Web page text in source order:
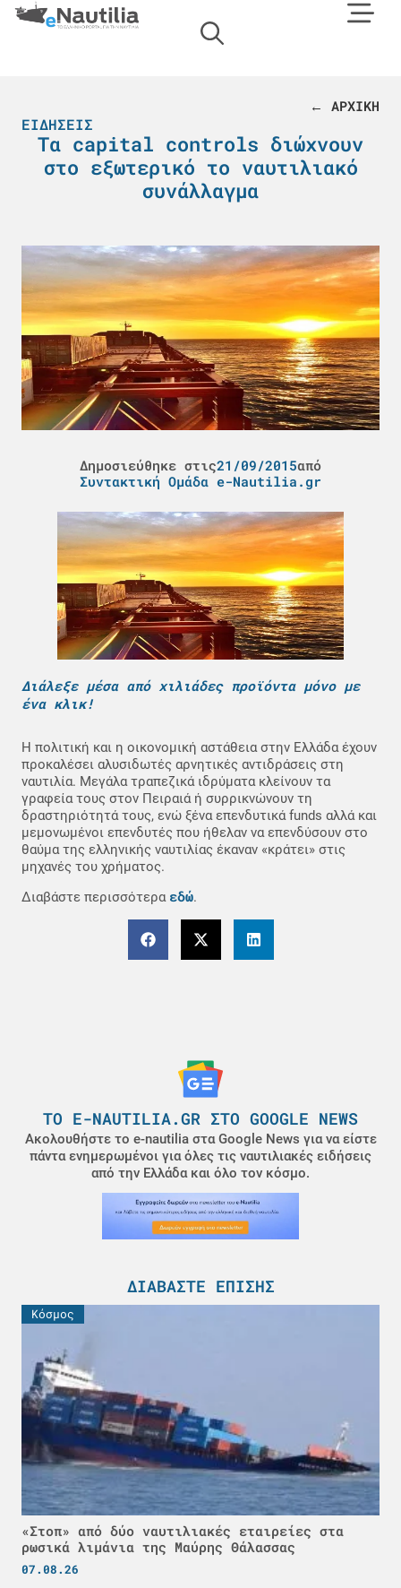
← ΑΡΧΙΚΗ
ΕΙΔΉΣΕΙΣ
Τα capital controls διώχνουν
στο εξωτερικό το ναυτιλιακό
συνάλλαγμα
Δημοσιεύθηκε στις21/09/2015από
Συντακτική Ομάδα e-Nautilia.gr
Διάλεξε μέσα από χιλιάδες προϊόντα μόνο με
ένα κλικ!
Η πολιτική και η οικονομική αστάθεια στην Ελλάδα έχουν
προκαλέσει αλυσιδωτές αρνητικές αντιδράσεις στη
ναυτιλία. Μεγάλα τραπεζικά ιδρύματα κλείνουν τα
γραφεία τους στον Πειραιά ή συρρικνώνουν τη
δραστηριότητά τους, ενώ ξένα επενδυτικά funds αλλά και
μεμονωμένοι επενδυτές που ήθελαν να επενδύσουν στο
θαύμα της ελληνικής ναυτιλίας έκαναν «κράτει» στις
μηχανές του χρήματος.
Διαβάστε περισσότερα εδώ.
ΤΟ E-NAUTILIA.GR ΣΤΟ GOOGLE NEWS
Ακολουθήστε το e-nautilia στα Google News για να είστε
πάντα ενημερωμένοι για όλες τις ναυτιλιακές ειδήσεις
από την Ελλάδα και όλο τον κόσμο.
ΔΙΑΒΆΣΤΕ ΕΠΊΣΗΣ
Κόσμος
«Στοπ» από δύο ναυτιλιακές εταιρείες στα
ρωσικά λιμάνια της Μαύρης Θάλασσας
07.08.26